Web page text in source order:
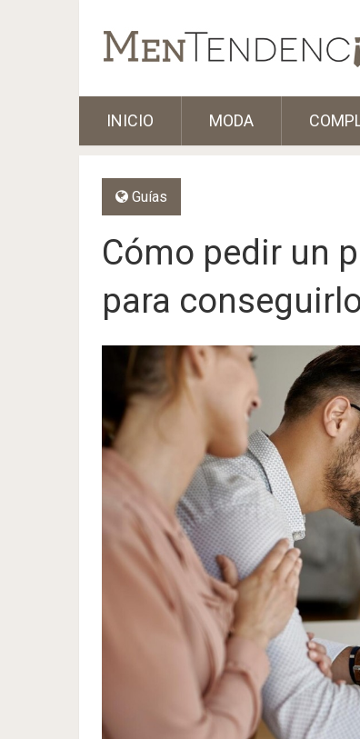
INICIO MODA
Guías
Cómo pedir un
para